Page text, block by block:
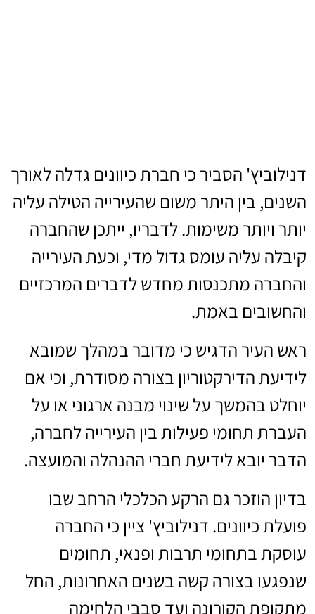
דנילוביץ' הסביר כי חברת כיוונים גדלה לאורך
השנים, בין היתר משום שהעירייה הטילה עליה
יותר ויותר משימות. לדבריו, ייתכן שהחברה
קיבלה עליה עומס גדול מדי, וכעת העירייה
והחברה מתכנסות מחדש לדברים המרכזיים
והחשובים באמת.
ראש העיר הדגיש כי מדובר במהלך שמובא
לידיעת הדירקטוריון בצורה מסודרת, וכי אם
יוחלט בהמשך על שינוי מבנה ארגוני או על
העברת תחומי פעילות בין העירייה לחברה,
הדבר יובא לידיעת חברי ההנהלה והמועצה.
בדיון הוזכר גם הרקע הכלכלי הרחב שבו
פועלת כיוונים. דנילוביץ' ציין כי החברה
עוסקת בתחומי תרבות ופנאי, תחומים
שנפגעו בצורה קשה בשנים האחרונות, החל
מתקופת הקורונה ועד סבבי הלחימה